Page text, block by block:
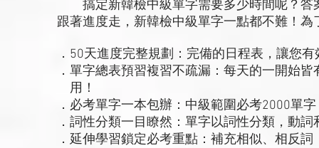
搞定新韓檢中級單字需要多少時間呢？答
跟著進度走，新韓檢中級單字一點都不難！
．50天進度完整規劃：完備的日程表，讓您
．單字總表預習複習不疏漏：每天的一開始
用！
．必考單字一本包辦：中級範圍必考2000單
．詞性分類一目瞭然：單字以詞性分類，動
．延伸學習鎖定必考重點：補充相似、相反